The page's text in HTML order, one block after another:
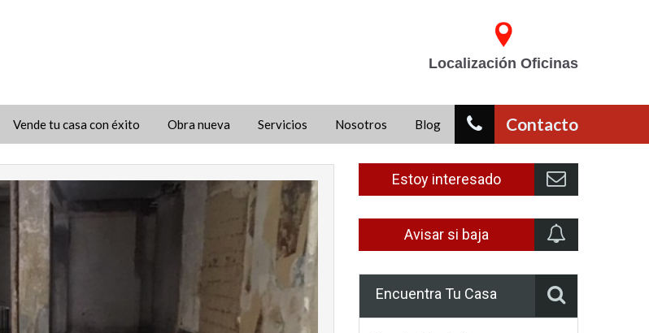
Localización Oficinas
Contacto
Vende tu casa con éxito Obra nueva Servicios Nosotros Blog
Estoy interesado
Avisar si baja
Encuentra Tu Casa